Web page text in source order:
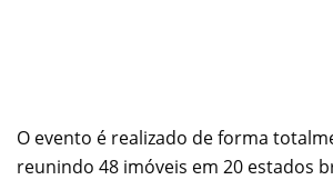
O evento é realizado de forma
reunindo 48 imóveis em 20 estados